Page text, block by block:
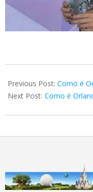
01-
02
Previous Post: Como é
Next Post: Como é